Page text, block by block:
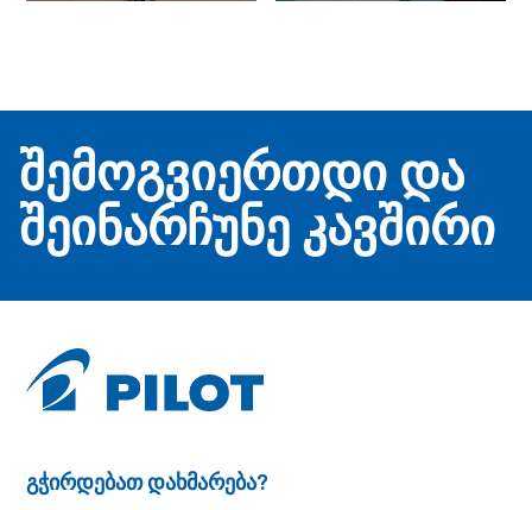
შემოგვიერთდი და
შეინარჩუნე კავშირი
გჭირდებათ დახმარება?